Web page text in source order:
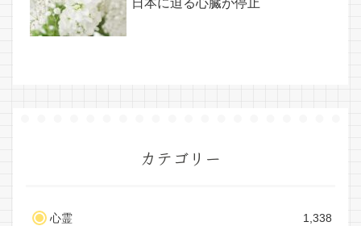
日本に迫る心臓が停止
カテゴリー
心霊 1,338